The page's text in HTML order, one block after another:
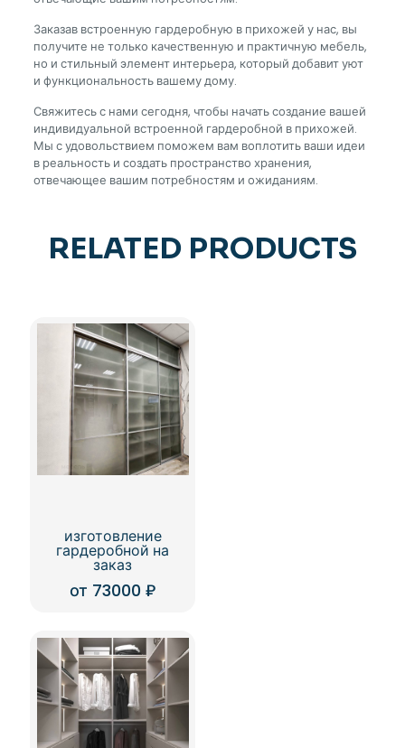
Заказав встроенную гардеробную в прихожей у нас, вы
получите не только качественную и практичную мебель,
но и стильный элемент интерьера, который добавит уют
и функциональность вашему дому.
Свяжитесь с нами сегодня, чтобы начать создание вашей
индивидуальной встроенной гардеробной в прихожей.
Мы с удовольствием поможем вам воплотить ваши идеи
в реальность и создать пространство хранения,
отвечающее вашим потребностям и ожиданиям.
RELATED PRODUCTS
изготовление
гардеробной на
заказ
от 73000₽